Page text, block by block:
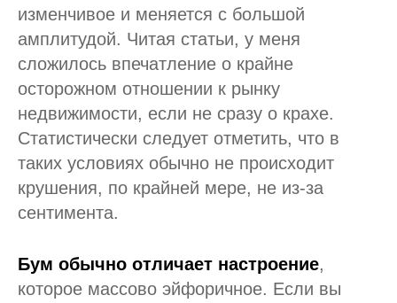
изменчивое и меняется с большой
амплитудой. Читая статьи, у меня
сложилось впечатление о крайне
осторожном отношении к рынку
недвижимости, если не сразу о крахе.
Статистически следует отметить, что в
таких условиях обычно не происходит
крушения, по крайней мере, не из-за
сентимента.
Бум обычно отличает настроение,
которое массово эйфоричное. Если вы